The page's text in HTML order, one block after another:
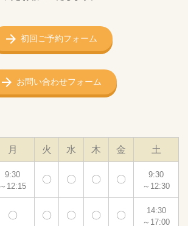
初回ご予約フォーム
お問い合わせフォーム
月 火 水 木 金 土
9:30
～12:15
〇 〇 〇 〇
9:30
～12:30
〇 〇 〇 〇 〇
14:30
～17:00